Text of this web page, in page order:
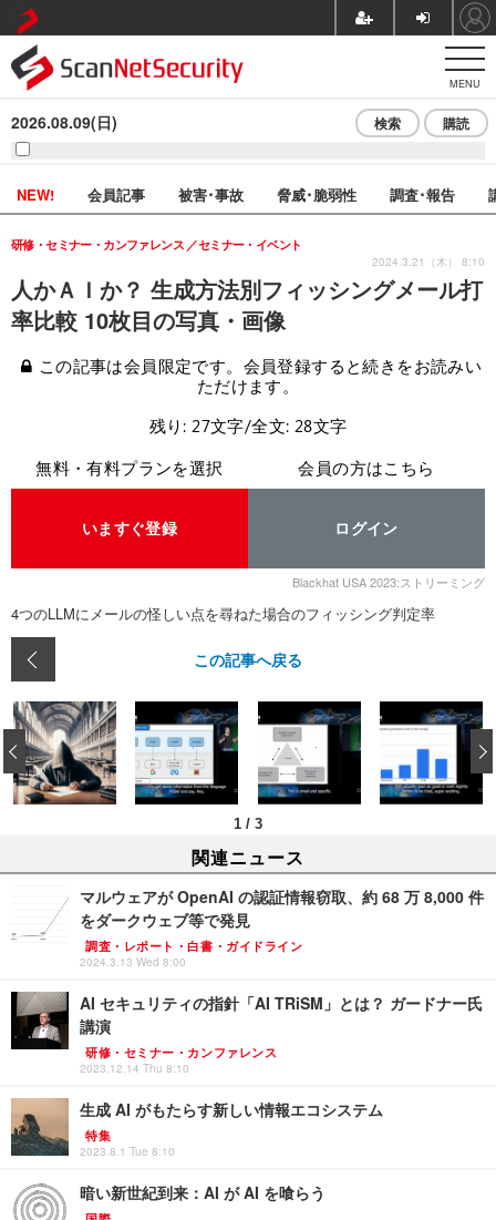
MENU
2026.08.09(日) 検索 購読
NEW! 会員記事 被害･事故 脅威･脆弱性 調査･報告
人かＡＩか？ 生成方法別フィッシングメール打
率比較 10枚目の写真・画像
研修・セミナー・カンファレンス セミナー・イベント
2024.3.21（木） 8:10
この記事は会員限定です。会員登録すると続きをお読みい
ただけます。
残り: 27文字/全文: 28文字
無料・有料プランを選択
いますぐ登録
会員の方はこちら
ログイン
Blackhat USA 2023:ストリーミング
4つのLLMにメールの怪しい点を尋ねた場合のフィッシング判定率
この記事へ戻る
1 / 3
‹
関連ニュース
マルウェアが OpenAI の認証情報窃取、約 68 万 8,000 件
をダークウェブ等で発見
調査・レポート・白書・ガイドライン
2024.3.13 Wed 8:00
AI セキュリティの指針「AI TRiSM」とは？ ガードナー氏
講演
研修・セミナー・カンファレンス
2023.12.14 Thu 8:10
生成 AI がもたらす新しい情報エコシステム
特集
2023.8.1 Tue 8:10
暗い新世紀到来：AI が AI を喰らう